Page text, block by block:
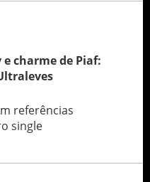
charme de Piaf:
referências
single